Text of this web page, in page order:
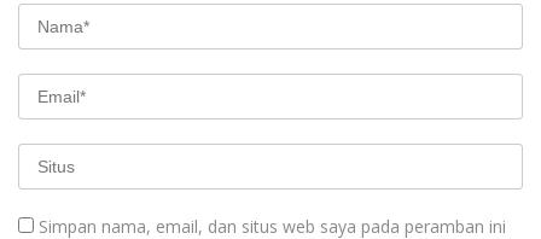
Simpan nama, email, dan situs web saya pada peramban ini